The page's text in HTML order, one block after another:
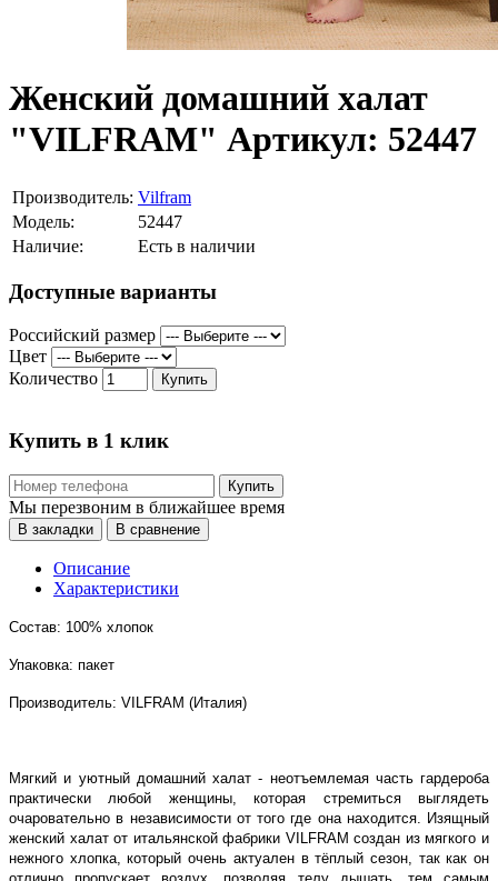
Женский домашний халат
"VILFRAM" Артикул: 52447
Производитель: Vilfram
Модель:
52447
Наличие:
Есть в наличии
Доступные варианты
Российский размер
Цвет
Количество
Купить
Купить в 1 клик
Купить
Мы перезвоним в ближайшее время
В закладки В сравнение
Описание
Характеристики
Состав: 100% хлопок
Упаковка: пакет
Производитель: VILFRAM (Италия)
Мягкий и уютный домашний халат - неотъемлемая часть гардероба
практически любой женщины, которая стремиться выглядеть
очаровательно в независимости от того где она находится. Изящный
женский халат от итальянской фабрики VILFRAM создан из мягкого и
нежного хлопка, который очень актуален в тёплый сезон, так как он